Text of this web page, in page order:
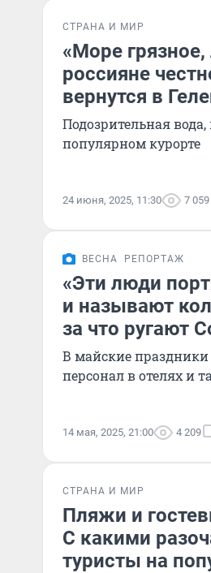
СТРАНА И МИР
«Море
россияне
вернутся в
Подозрительная
популярном курорте
24 июня, 2025, 11:30 7 059
ВЕСНА РЕПОРТАЖ
«Эти люди
и называют
за что ругают
В майские
персонал в отелях и
14 мая, 2025, 21:00 4 209
СТРАНА И МИР
Пляжи и
С какими
туристы на